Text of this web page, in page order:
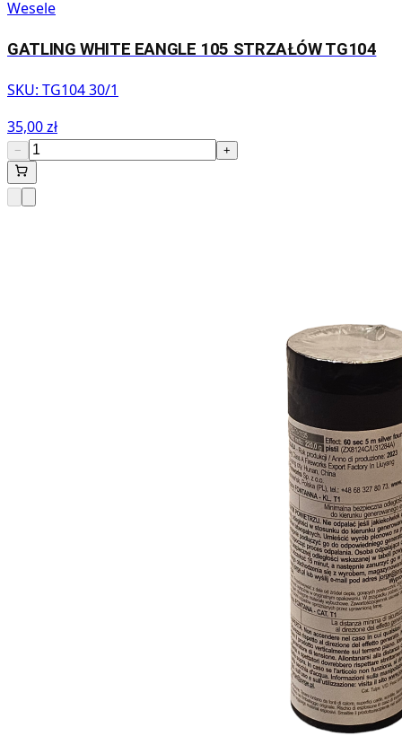
Wesele
GATLING WHITE EANGLE 105 STRZAŁÓW TG104
SKU: TG104 30/1
35,00 zł
− +